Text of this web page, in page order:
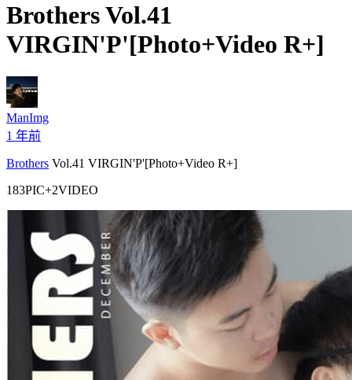
Brothers Vol.41
VIRGIN'P'[Photo+Video R+]
ManImg
1 年前
Brothers Vol.41 VIRGIN'P'[Photo+Video R+]
183PIC+2VIDEO